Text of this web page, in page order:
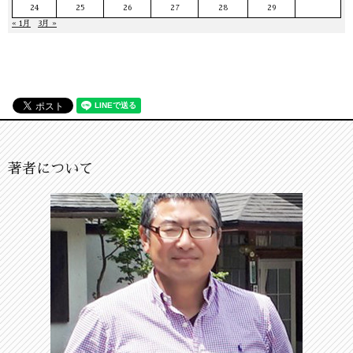
24 25 26 27 28
29
« 1月
3月 »
著者について